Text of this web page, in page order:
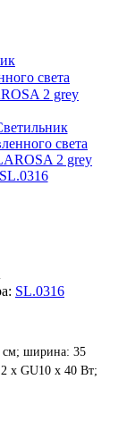
света
2 grey
SL.0316
см; ширина: 35
х GU10 х 40 Вт;